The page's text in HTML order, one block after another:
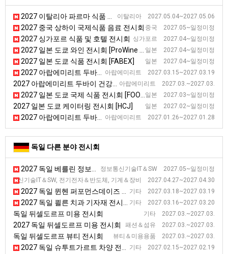
이탈리아 2027.05.04~2027.05.06
2027 이탈리아 파르마 식품 및 음료 전시회 [CIBUS]
중국 2027.05~일정미정
2027 중국 상하이 국제식품 음료 전시회
싱가포르 2027.04~일정미정
2027 싱가포르 식품 및 호텔 전시회
일본 2027.04~일정미정
2027 일본 도쿄 와인 전시회 [ProWine Tokyo]
일본 2027.04~일정미정
2027 일본 도쿄 식품 전시회 [FABEX]
아랍에미리트 2027.03.15~2027.03.19
2027 아랍에미리트 두바이 식품 전시회 [GULFOOD]
아랍에미리트 2027.03.~2027.03.
2027 아랍에미리트 두바이 건강기능식품 전시회
일본 2027.03~일정미정
2027 일본 도쿄 국제 식품 전시회 [FOODEX]
일본 2027.02~일정미정
2027 일본 도쿄 케이터링 전시회 [HCJ]
아랍에미리트 2027.01.26~2027.01.28
2027 아랍에미리트 두바이 커피 전시회 [WOC]
독일 다른 분야 전시회
정보통신기술IT＆SW 2027.05~일정미정
2027 독일 베를린 정보통신 전시회
정보통신기술IT＆SW, 전기전자＆반도체, 기계＆장비 2027.04.27~2027.04.30
2027 독일 슈투트가르트 품질관리 전시회 [Control]
기타 2027.03.18~2027.03.19
2027 독일 뮌헨 퍼포먼스데이즈 기능성 패션 소재 박람회(상반기)
기타 2027.03.16~2027.03.20
2027 독일 쾰른 치과 기자재 전시회
기타 2027.03.~2027.03.
독일 뒤셀도르프 미용 전시회
패션＆섬유 2027.03.~2027.03.
2027 독일 뒤셀도르프 미용 전시회
뷰티＆미용용품 2027.03.~2027.03.
독일 뒤셀도르프 뷰티 전시회
기타 2027.02.15~2027.02.19
2027 독일 슈투트가르트 차양 전시회